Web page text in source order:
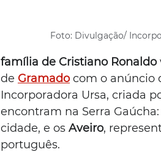
Foto: Divulgação/
família de Cristiano Ronaldo
de Gramado com o anúncio
Incorporadora Ursa, criada
encontram na Serra Gaúcha:
cidade, e os Aveiro,
português.